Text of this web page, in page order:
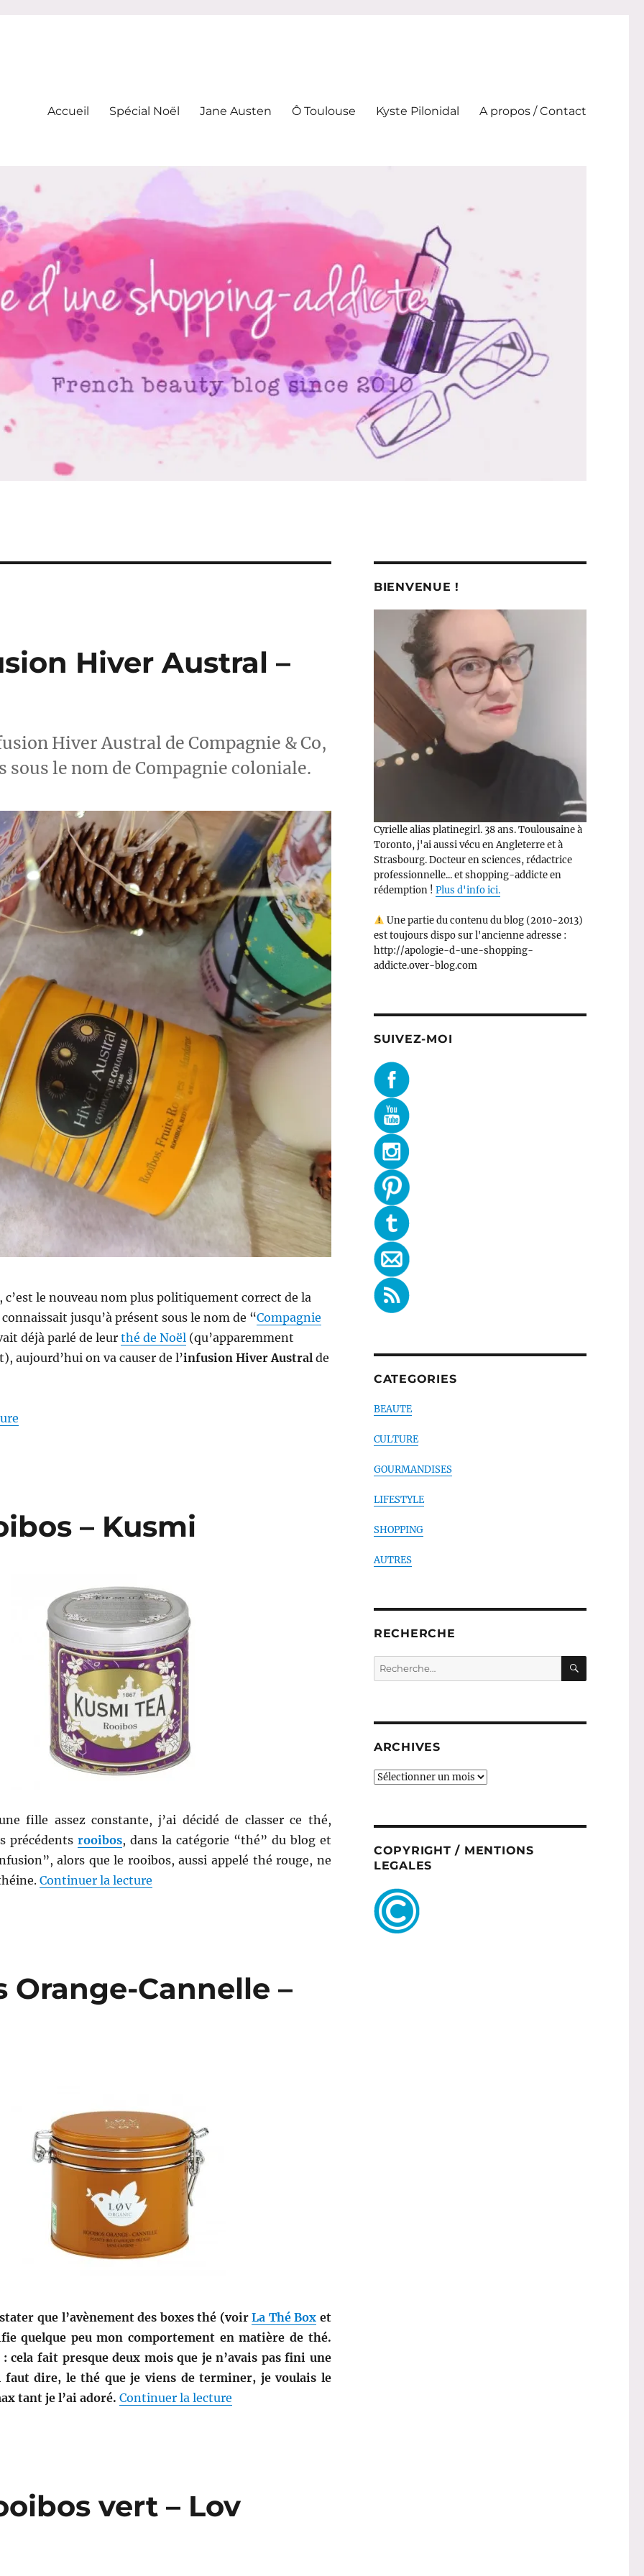
Accueil Spécial Noël Jane Austen Ô Toulouse Kyste Pilonidal A propos / Contact
Hiver Austral –
Hiver Austral de Compagnie & Co,
le nom de Compagnie coloniale.
c’est le nouveau nom plus politiquement correct de la
jusqu’à présent sous le nom de “Compagnie
déjà parlé de leur thé de Noël(qu’apparemment
aujourd’hui on va causer de l’infusion Hiver Australde
de « Infusion #69 : Infusion Hiver Austral – Compagnie & Co »
– Kusmi
fille assez constante, j’ai décidé de classer ce thé,
précédents rooibos, dans la catégorie “thé” du blog et
alors que le rooibos, aussi appelé thé rouge, ne
Continuer la lecturede « Thé # 79 : Thé Rooibos – Kusmi »
Orange-Cannelle –
que l’avènement des boxes thé (voirLa Thé Box et
quelque peu mon comportement en matière de thé.
cela fait presque deux mois que je n’avais pas fini une
dire, le thé que je viens de terminer, je voulais le
tant je l’ai adoré. Continuer la lecturede « Thé # 66 : Rooibos Orange-Cannelle – Lov Organic »
vert – Lov
BIENVENUE !
Cyrielle alias platinegirl. 38 ans. Toulousaine à
Toronto, j'ai aussi vécu en Angleterre et à
Strasbourg. Docteur en sciences, rédactrice
professionnelle... et shopping-addicte en
rédemption ! Plus d'info ici.
Une partie du contenu du blog (2010-2013)
est toujours dispo sur l'ancienne adresse :
http://apologie-d-une-shopping-
addicte.over-blog.com
SUIVEZ-MOI
CATEGORIES
BEAUTE
CULTURE
GOURMANDISES
LIFESTYLE
SHOPPING
AUTRES
RECHERCHE
Recherche
pour :
ARCHIVES
ARCHIVES
COPYRIGHT / MENTIONS
LEGALES